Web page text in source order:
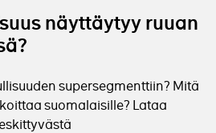
näyttäytyy ruuan
supersegmenttiin? Mitä
suomalaisille? Lataa